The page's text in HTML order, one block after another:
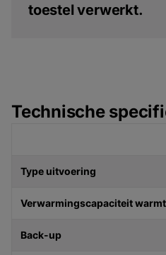
toestel verwerkt.
Technische
Type uitvoering
Verwarmingscapaciteit
Back-up